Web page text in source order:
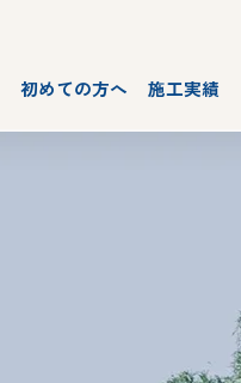
初めての方へ 施工実績